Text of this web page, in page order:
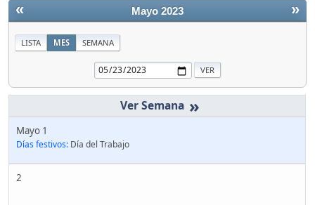
« »
Mayo 2023
LISTA MES SEMANA
»
Mayo 1
Días festivos: Día del Trabajo
2